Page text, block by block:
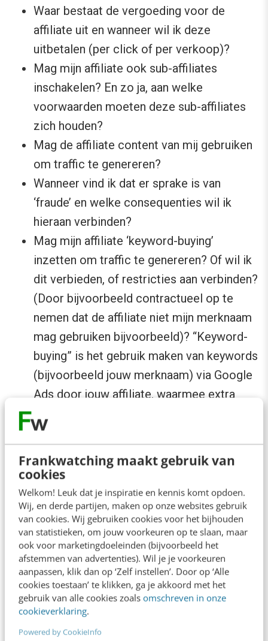
Frankwatching maakt gebruik van
cookies
Welkom! Leuk dat je inspiratie en kennis komt opdoen.
Wij, en derde partijen, maken op onze websites gebruik
van cookies. Wij gebruiken cookies voor het bijhouden
van statistieken, om jouw voorkeuren op te slaan, maar
ook voor marketingdoeleinden (bijvoorbeeld het
afstemmen van advertenties). Wil je je voorkeuren
aanpassen, klik dan op ‘Zelf instellen’. Door op ‘Alle
cookies toestaan’ te klikken, ga je akkoord met het
gebruik van alle cookies zoals omschreven in onze
cookieverklaring.
Powered by CookieInfo
Waar bestaat de vergoeding voor de
affiliate uit en wanneer wil ik deze
uitbetalen (per click of per verkoop)?
Mag mijn affiliate ook sub-affiliates
inschakelen? En zo ja, aan welke
voorwaarden moeten deze sub-affiliates
zich houden?
Mag de affiliate content van mij gebruiken
om traffic te genereren?
Wanneer vind ik dat er sprake is van
‘fraude’ en welke consequenties wil ik
hieraan verbinden?
Mag mijn affiliate ‘keyword-buying’
inzetten om traffic te genereren? Of wil ik
dit verbieden, of restricties aan verbinden?
(Door bijvoorbeeld contractueel op te
nemen dat de affiliate niet mijn merknaam
mag gebruiken bijvoorbeeld)? “Keyword-
buying” is het gebruik maken van keywords
(bijvoorbeeld jouw merknaam) via Google
Ads door jouw affiliate, waarmee extra
Bovenstaande vragen zijn er om je op weg te
helpen. Wil je er echt zeker van zijn, raadpleeg
dan toch altijd eerst even een jurist.
2. Via welk model
Voordat je jouw bedrijf überhaupt in een
affiliate avontuur stort, moet je eerst besluiten
welk model je wilt hanteren. Om te bepalen “op
welke wijze, hoeveel, en ook wanneer” de
affiliate door jou gaat worden betaald.